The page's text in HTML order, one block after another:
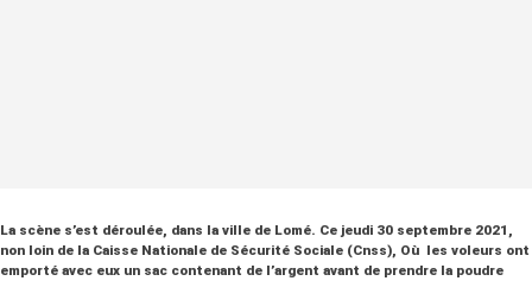
La scène s’est déroulée, dans la ville de Lomé. Ce jeudi 30 septembre 2021,
non loin de la Caisse Nationale de Sécurité Sociale (Cnss), Où les voleurs ont
emporté avec eux un sac contenant de l’argent avant de prendre la poudre